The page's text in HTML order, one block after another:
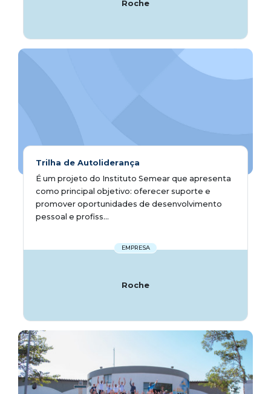
Roche
Trilha de Autoliderança
É um projeto do Instituto Semear que apresenta
como principal objetivo: oferecer suporte e
promover oportunidades de desenvolvimento
pessoal e profiss...
EMPRESA
Roche